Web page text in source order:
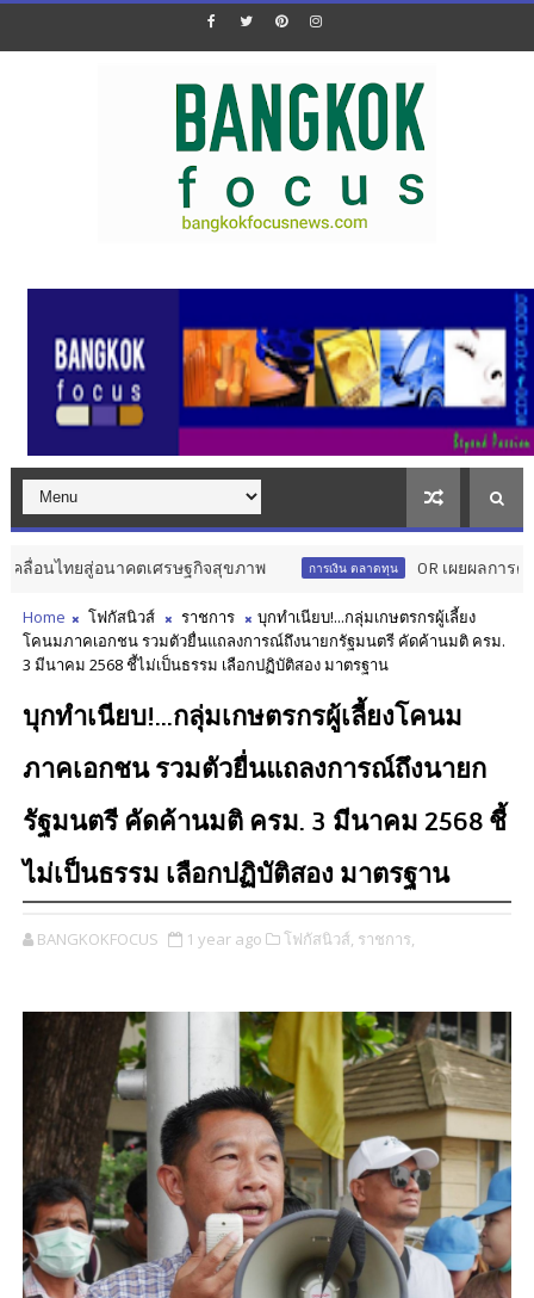
ยสู่อนาคตเศรษฐกิจสุขภาพ การเงิน ตลาดทุน OR เผยผลการดำเนินงา
Home โฟกัสนิวส์ ราชการ
บุกทำเนียบ!...กลุ่มเกษตรกรผู้เลี้ยง
โคนมภาคเอกชน รวมตัวยื่นแถลงการณ์ถึงนายกรัฐมนตรี คัดค้านมติ ครม.
3 มีนาคม 2568 ชี้ไม่เป็นธรรม เลือกปฏิบัติสอง มาตรฐาน
บุกทำเนียบ!...กลุ่มเกษตรกรผู้เลี้ยงโคนม
ภาคเอกชน รวมตัวยื่นแถลงการณ์ถึงนายก
รัฐมนตรี คัดค้านมติ ครม. 3 มีนาคม 2568 ชี้
ไม่เป็นธรรม เลือกปฏิบัติสอง มาตรฐาน
BANGKOKFOCUS 1 year ago โฟกัสนิวส์, ราชการ,